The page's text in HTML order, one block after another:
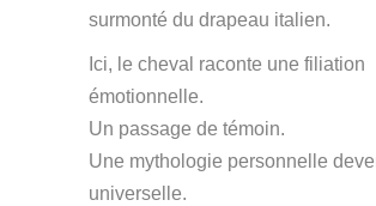
surmonté du drapeau italien.
Ici, le cheval raconte une filiation
émotionnelle.
Un passage de témoin.
Une mythologie personnelle
universelle.